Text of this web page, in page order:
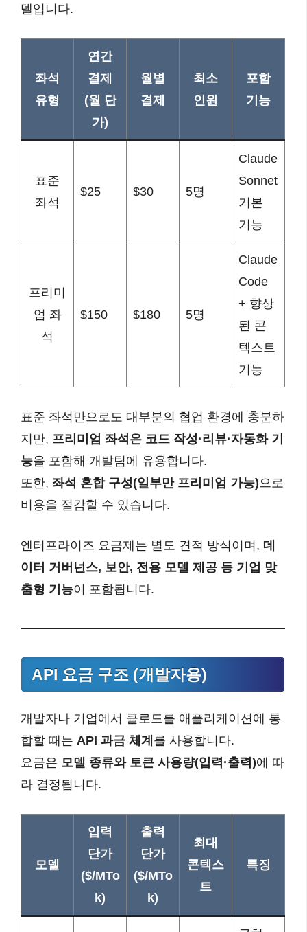
델입니다.
좌석
유형
연간
결제
(월 단
가)
월별
결제
최소
인원
포함
기능
표준
좌석
$25 $30 5명
Claude
Sonnet
기본
기능
프리미
엄 좌
석
$150 $180 5명
Claude
Code
+ 향상
된 콘
텍스트
기능
표준 좌석만으로도 대부분의 협업 환경에 충분하
지만, 프리미엄 좌석은 코드 작성·리뷰·자동화 기
능을 포함해 개발팀에 유용합니다.
또한, 좌석 혼합 구성(일부만 프리미엄 가능)으로
비용을 절감할 수 있습니다.
엔터프라이즈 요금제는 별도 견적 방식이며, 데
이터 거버넌스, 보안, 전용 모델 제공 등 기업 맞
춤형 기능이 포함됩니다.
API 요금 구조 (개발자용)
개발자나 기업에서 클로드를 애플리케이션에 통
합할 때는 API 과금 체계 를 사용합니다.
요금은 모델 종류와 토큰 사용량(입력·출력)에 따
라 결정됩니다.
모델
입력
단가
($/MTo
k)
출력
단가
($/MTo
k)
최대
콘텍스
트
특징